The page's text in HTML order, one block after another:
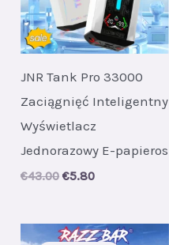
JNR Tank Pro 33000
Zaciągnięć Inteligentny
Wyświetlacz
Jednorazowy E-papieros
€43.00 Original
€43.00.
€5.80Current
€5.80.